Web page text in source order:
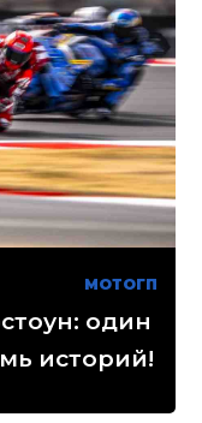
МОТОГП
один
историй!